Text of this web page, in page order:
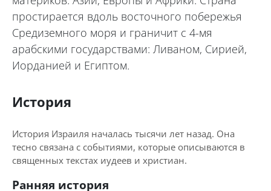
простирается вдоль восточного побережья
Средиземного моря и граничит с 4-мя
арабскими государствами: Ливаном, Сирией,
Иорданией и Египтом.
История
История Израиля началась тысячи лет назад. Она
тесно связана с событиями, которые описываются в
священных текстах иудеев и христиан.
Ранняя история